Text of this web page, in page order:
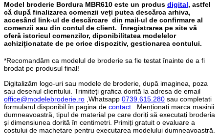
Model broderie Bordura MBR610 este un produs digital, astfel
că după finalizarea comenzii veți putea descărca arhiva,
accesând link-ul de descărcare din mail-ul de confirmare al
comenzii sau din contul de client. Înregistrarea pe site vă
oferă istoricul comenzilor, diponibilitatea modelelor
achiziționatate de pe orice dispozitiv, gestionarea contului.
*Recomandăm ca modelul de broderie sa fie testat înainte de a fi
brodat pe produsul final!
Digitalizăm logo-uri sau modele de broderie, după imaginea, poza
sau desenul clientului. Trimiteți grafica dorită la adresa de email
office@modelebroderie.ro ,Whatsapp 0739.615.280 sau completati
formularul disponibil în pagina de contact . Menționati marca masinii
dumneavoastră, tipul de material pe care doriți să executați broderia
și dimensiunea dorită în centimetri. Primiți gratuit o evaluare a
costului de machetare pentru executarea modelului dumneavoastră.